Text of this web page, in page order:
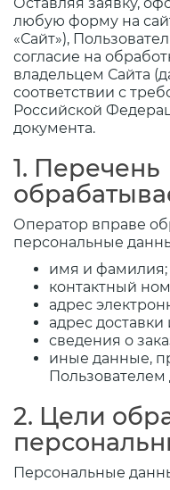
любую форму на
«Сайт»),
согласие на
владельцем Сайта
соответствии с
Российской
документа.
1. Перечень
Оператор вправе
персональные
имя и фамилия;
контактный
адрес
адрес
сведения о
иные данные,
2. Цели
Персональные